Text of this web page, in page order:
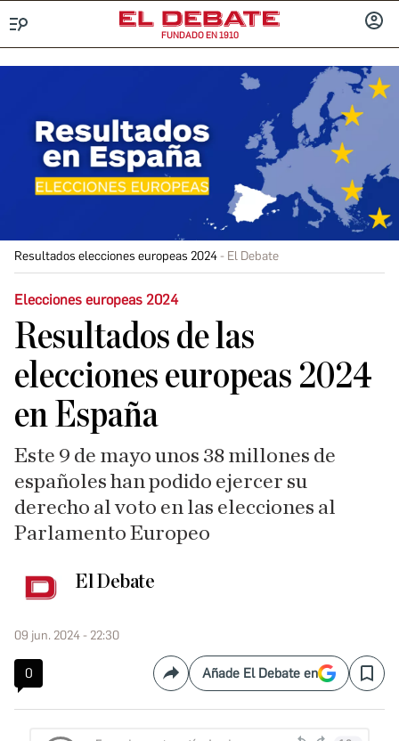
FUNDADO EN 1910
Resultados elecciones europeas 2024 El Debate
Elecciones europeas 2024
Resultados de las
elecciones europeas 2024
en España
Este 9 de mayo unos 38 millones de
españoles han podido ejercer su
derecho al voto en las elecciones al
Parlamento Europeo
El Debate
09 jun. 2024 - 22:30
0 CompartirAñade El Debate en Save